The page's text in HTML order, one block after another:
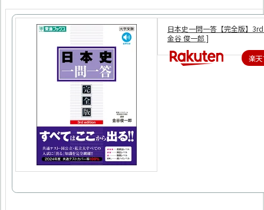
日本史一問一答【完全版】
金谷 俊一郎 ]
楽